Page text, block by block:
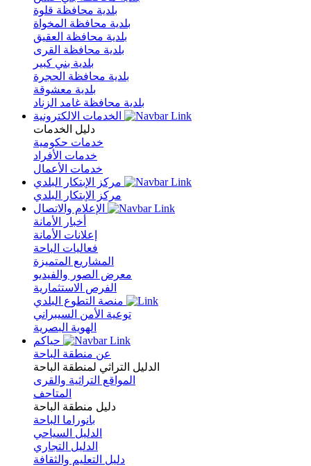
بلدية محافظة قلوة
بلدية محافظة المخواة
بلدية محافظة العقيق
بلدية محافظة القرى
بلدية بني كبير
بلدية محافظة الحجرة
بلدية معشوقة
بلدية محافظة غامد الزناد
دليل الخدمات
خدمات حكومية
خدمات الأفراد
خدمات الأعمال
مركز الإبتكار البلدي
أخبار الأمانة
إعلانات الأمانة
فعاليات الباحة
المشاريع المتميزة
معرض الصور والفيديو
الفرص الاستثمارية
منصة التطوع البلدي
توعية الأمن السيبراني
الهوية البصرية
عن منطقة الباحة
الدليل التراثي لمنطقة الباحة
المواقع التراثية والقرى
المتاحف
دليل منطقة الباحة
بانوراما الباحة
الدليل السياحي
الدليل التجاري
دليل التعليم والثقافة